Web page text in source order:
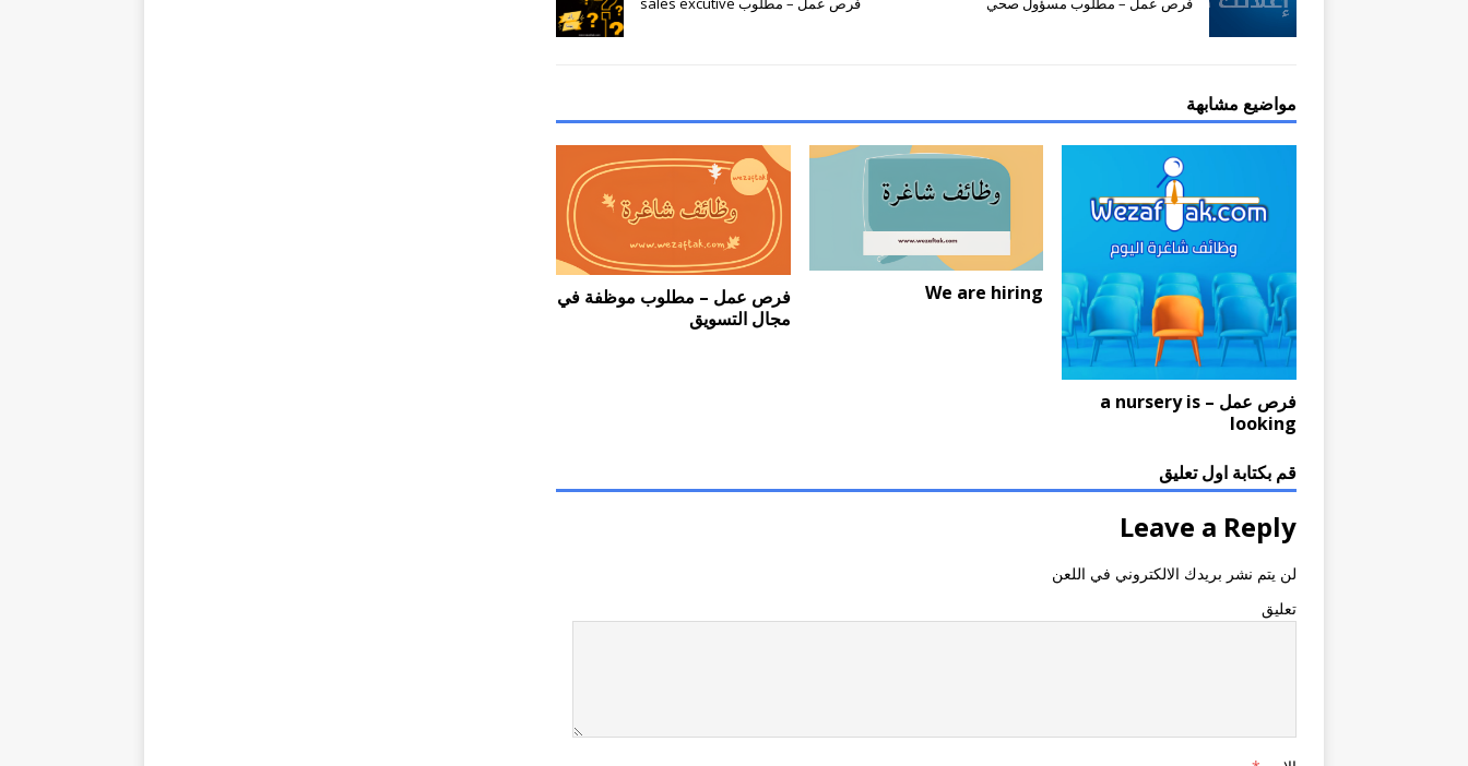
مواضيع مشابهة
فرص عمل – a nursery is
looking
We are hiring
فرص عمل – مطلوب موظفة في
مجال التسويق
قم بكتابة اول تعليق
Leave a Reply
لن يتم نشر بريدك الالكتروني في اللعن
تعليق